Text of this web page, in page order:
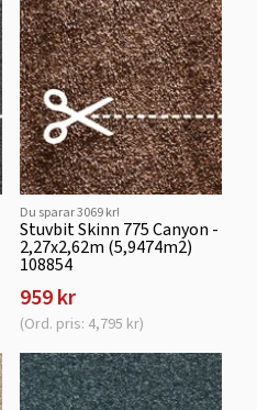
Du sparar 3069 kr!
Stuvbit Skinn 775 Canyon -
2,27x2,62m (5,9474m2)
108854
959 kr
(Ord. pris: 4,795 kr)